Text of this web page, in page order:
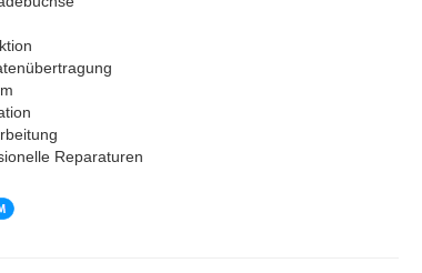
Reparaturen